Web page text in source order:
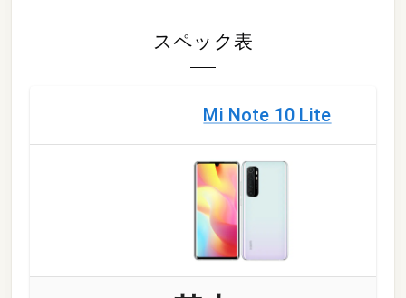
スペック表
Mi Note 10 Lite